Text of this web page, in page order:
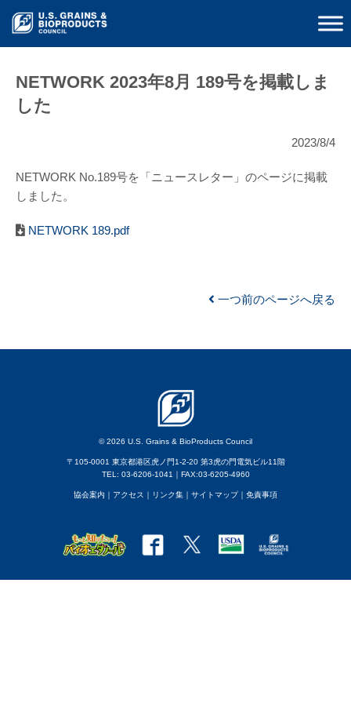
NETWORK 2023年8月 189号を掲載しま
した
2023/8/4
NETWORK No.189号を「ニュースレター」のページに掲載
しました。
NETWORK 189.pdf
一つ前のページへ戻る
© 2026 U.S. Grains & BioProducts Council
〒105-0001 東京都港区虎ノ門1-2-20 第3虎の門電気ビル11階
TEL: 03-6206-1041｜FAX:03-6205-4960
協会案内 ｜アクセス ｜ リンク集 ｜ サイトマップ｜ 免責事項